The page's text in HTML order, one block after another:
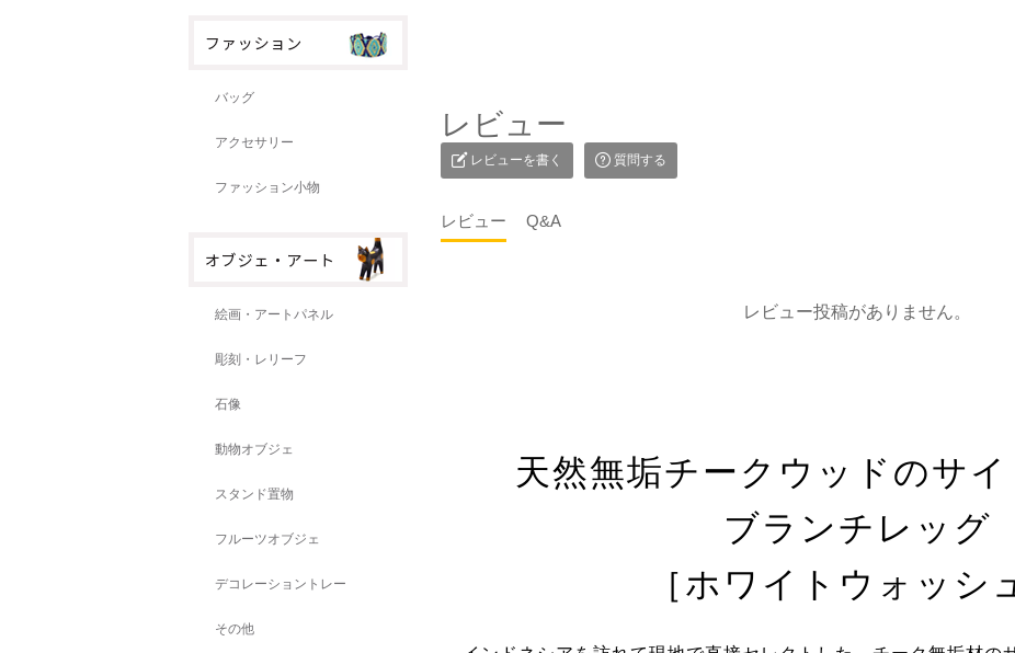
バッグ
アクセサリー
ファッション小物
絵画・アートパネル
彫刻・レリーフ
石像
動物オブジェ
スタンド置物
フルーツオブジェ
デコレーショントレー
その他
レビュー
レビューを書く 質問する
レビュー Q&A
レビュー投稿がありません。
天然無垢チークウッドのサ
ブランチレッグ
［ホワイトウォッシ